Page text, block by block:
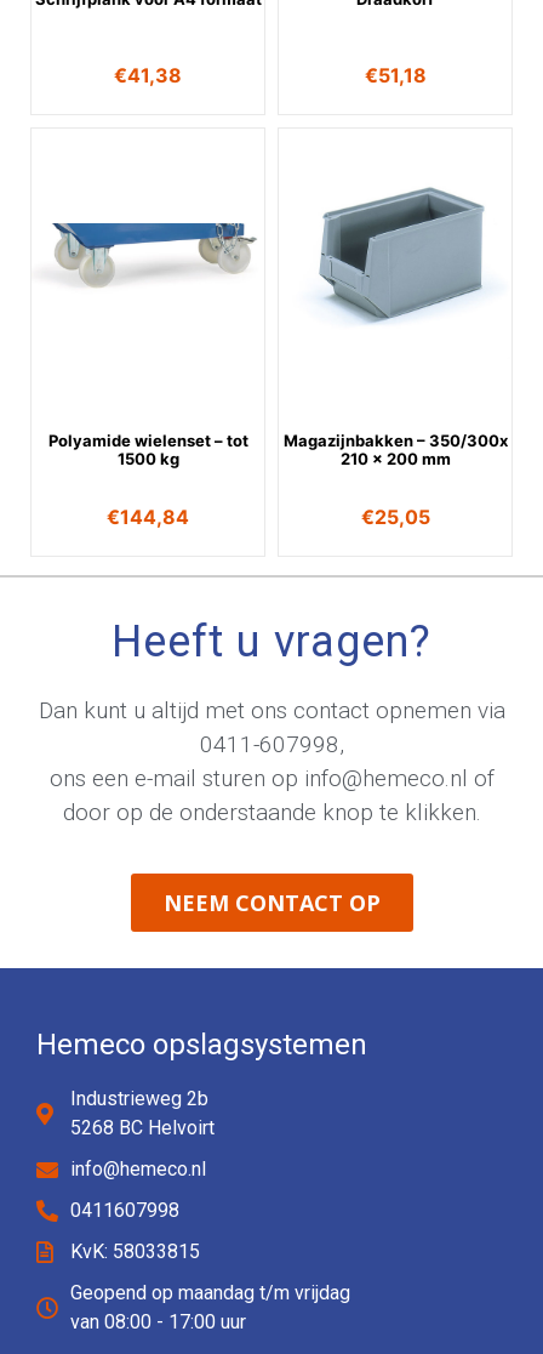
€41,38 €51,18
Polyamide wielenset – tot
1500 kg
€144,84
Magazijnbakken – 350/300x
210 x 200 mm
€25,05
Heeft u vragen?
Dan kunt u altijd met ons contact opnemen via
0411-607998,
ons een e-mail sturen op info@hemeco.nl of
door op de onderstaande knop te klikken.
NEEM CONTACT OP
Hemeco opslagsystemen
Industrieweg 2b
5268 BC Helvoirt
info@hemeco.nl
0411607998
KvK: 58033815
Geopend op maandag t/m vrijdag
van 08:00 - 17:00 uur